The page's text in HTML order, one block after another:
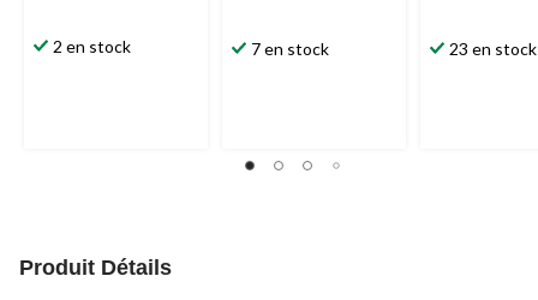
2 en stock 7 en stock 23 en stock
Produit Détails